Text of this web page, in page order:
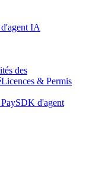
IA
des
Licences & Permis
SDK d'agent